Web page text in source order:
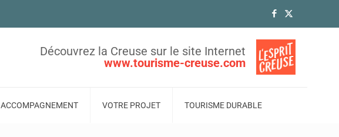
ACCOMPAGNEMENT VOTRE PROJET TOURISME DURABLE
Découvrez la Creuse sur le site Internet
www.tourisme-creuse.com